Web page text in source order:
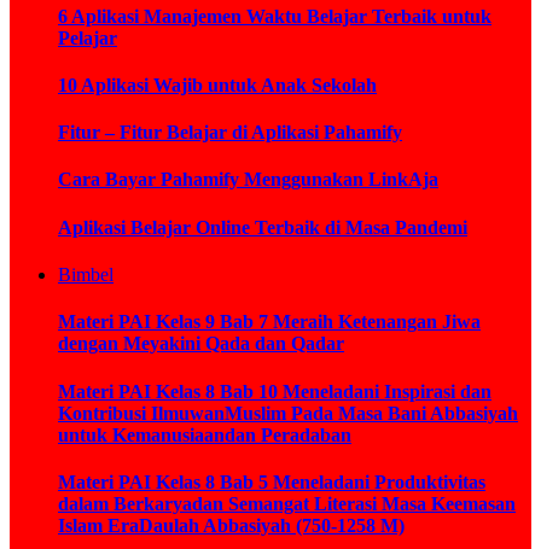
6 Aplikasi Manajemen Waktu Belajar Terbaik untuk
Pelajar
10 Aplikasi Wajib untuk Anak Sekolah
Fitur – Fitur Belajar di Aplikasi Pahamify
Cara Bayar Pahamify Menggunakan LinkAja
Aplikasi Belajar Online Terbaik di Masa Pandemi
Bimbel
Materi PAI Kelas 9 Bab 7 Meraih Ketenangan Jiwa
dengan Meyakini Qada dan Qadar
Materi PAI Kelas 8 Bab 10 Meneladani Inspirasi dan
Kontribusi IlmuwanMuslim Pada Masa Bani Abbasiyah
untuk Kemanusiaandan Peradaban
Materi PAI Kelas 8 Bab 5 Meneladani Produktivitas
dalam Berkaryadan Semangat Literasi Masa Keemasan
Islam EraDaulah Abbasiyah (750-1258 M)